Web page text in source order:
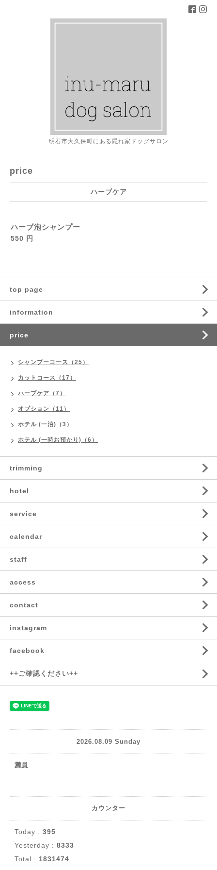
明石市大久保町にある隠れ家ドッグサロン
price
ハーブケア
ハーブ泡シャンプー
550 円
top page
information
price
シャンプーコース（25）
カットコース（17）
ハーブケア（7）
オプション（11）
ホテル (一泊)（3）
ホテル (一時お預かり)（6）
trimming
hotel
service
calendar
staff
access
contact
instagram
facebook
++ご確認ください++
2026.08.09 Sunday
満員
カウンター
Today : 395
Yesterday : 8333
Total : 1831474